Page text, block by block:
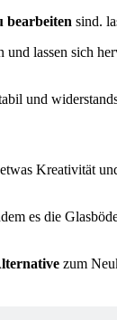
bearbeiten sind.
lassen sich
und
Kreativität
es die
zum